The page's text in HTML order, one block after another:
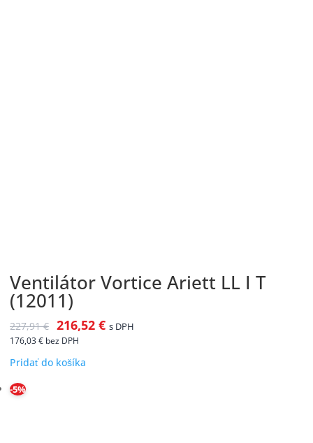
Ventilátor Vortice Ariett LL I T
(12011)
227,91€ 216,52 € s DPH
176,03€ bez DPH
Pridať do košíka
-5%